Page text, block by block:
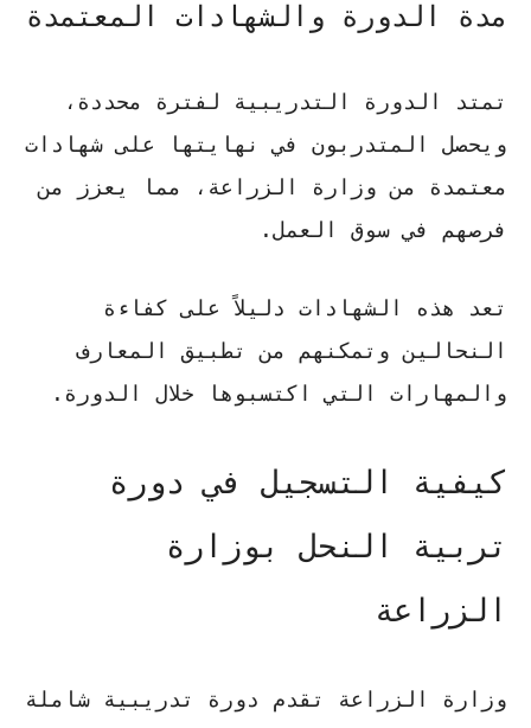
مدة الدورة والشهادات المعتمدة
تمتد الدورة التدريبية لفترة محددة،
ويحصل المتدربون في نهايتها على شهادات
معتمدة من وزارة الزراعة، مما يعزز من
فرصهم في سوق العمل.
تعد هذه الشهادات دليلاً على كفاءة
النحالين وتمكنهم من تطبيق المعارف
والمهارات التي اكتسبوها خلال الدورة.
كيفية التسجيل في دورة
تربية النحل بوزارة
الزراعة
وزارة الزراعة تقدم دورة تدريبية شاملة